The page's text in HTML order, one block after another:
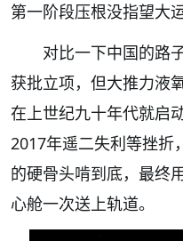
第一阶段压根没指望大
对比一下中国的路
获批立项，但大推力液
在上世纪九十年代就启
2017年遥二失利等挫折
的硬骨头啃到底，最终
心舱一次送上轨道。